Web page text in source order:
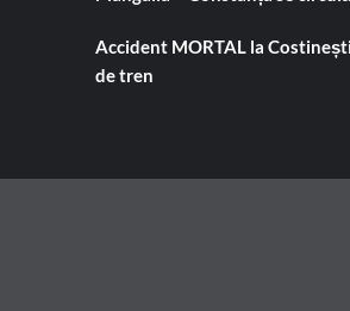
Accident MORTAL la
de tren